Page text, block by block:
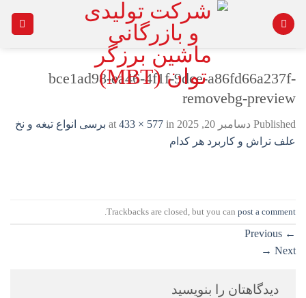
bce1ad98-ea46-4f1f-9dce-a86fd66a237f-
removebg-preview
Published دسامبر 20, 2025 433 × 577 in
برسی انواع تیغه و نخ
علف تراش و کاربرد هر کدام
Trackbacks are closed, but you can post a comment
←
Next
→
دیدگاهتان را بنویسید